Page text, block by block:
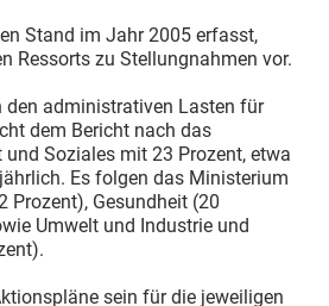
Stand im Jahr 2005 erfasst,
Ressorts zu Stellungnahmen vor.
den administrativen Lasten für
dem Bericht nach das
Soziales mit 23 Prozent, etwa
Es folgen das Ministerium
Gesundheit (20
Umwelt und Industrie und
sein für die jeweiligen